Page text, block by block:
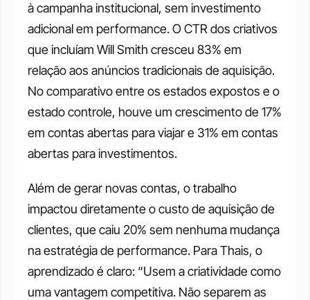
à campanha institucional, sem investimento
adicional em performance. O CTR dos criativos
que incluíam Will Smith cresceu 83% em
relação aos anúncios tradicionais de aquisição.
No comparativo entre os estados expostos e o
estado controle, houve um crescimento de 17%
em contas abertas para viajar e 31% em contas
abertas para investimentos.
Além de gerar novas contas, o trabalho
impactou diretamente o custo de aquisição de
clientes, que caiu 20% sem nenhuma mudança
na estratégia de performance. Para Thais, o
aprendizado é claro: “Usem a criatividade como
uma vantagem competitiva. Não separem as